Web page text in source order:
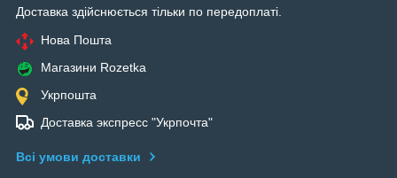
Доставка здійснюється тільки по передоплаті.
Нова Пошта
Магазини Rozetka
Укрпошта
Доставка экспресс "Укрпочта"
Всі умови доставки